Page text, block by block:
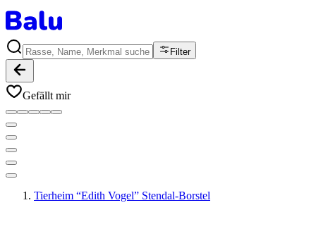
Filter
Gefällt mir
Tierheim “Edith Vogel” Stendal-Borstel